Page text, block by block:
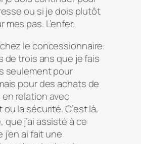
ou si je dois plutôt
pas. L’enfer.
chez le concessionnaire.
de trois ans que je fais
seulement pour
pour des achats de
relation avec
ou la sécurité. C’est là,
que j’ai assisté à ce
ai fait une